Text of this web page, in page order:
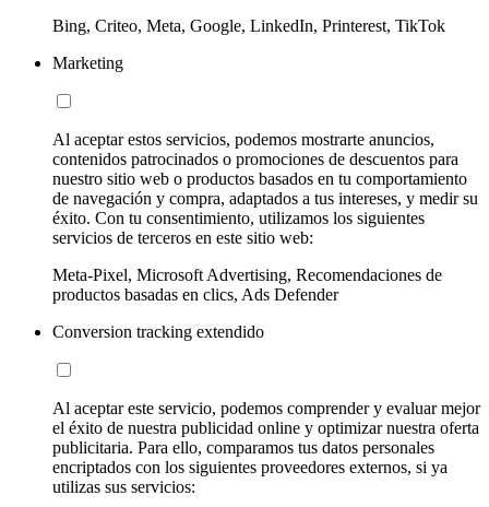
Bing, Criteo, Meta, Google, LinkedIn, Printerest, TikTok
Marketing
Al aceptar estos servicios, podemos mostrarte anuncios,
contenidos patrocinados o promociones de descuentos para
nuestro sitio web o productos basados en tu comportamiento
de navegación y compra, adaptados a tus intereses, y medir su
éxito. Con tu consentimiento, utilizamos los siguientes
servicios de terceros en este sitio web:
Meta-Pixel, Microsoft Advertising, Recomendaciones de
productos basadas en clics, Ads Defender
Conversion tracking extendido
Al aceptar este servicio, podemos comprender y evaluar mejor
el éxito de nuestra publicidad online y optimizar nuestra oferta
publicitaria. Para ello, comparamos tus datos personales
encriptados con los siguientes proveedores externos, si ya
utilizas sus servicios: